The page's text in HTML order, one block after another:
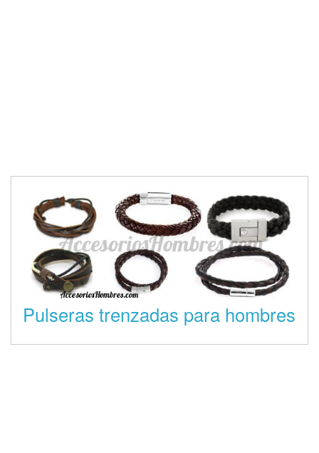
Pulseras trenzadas para hombres